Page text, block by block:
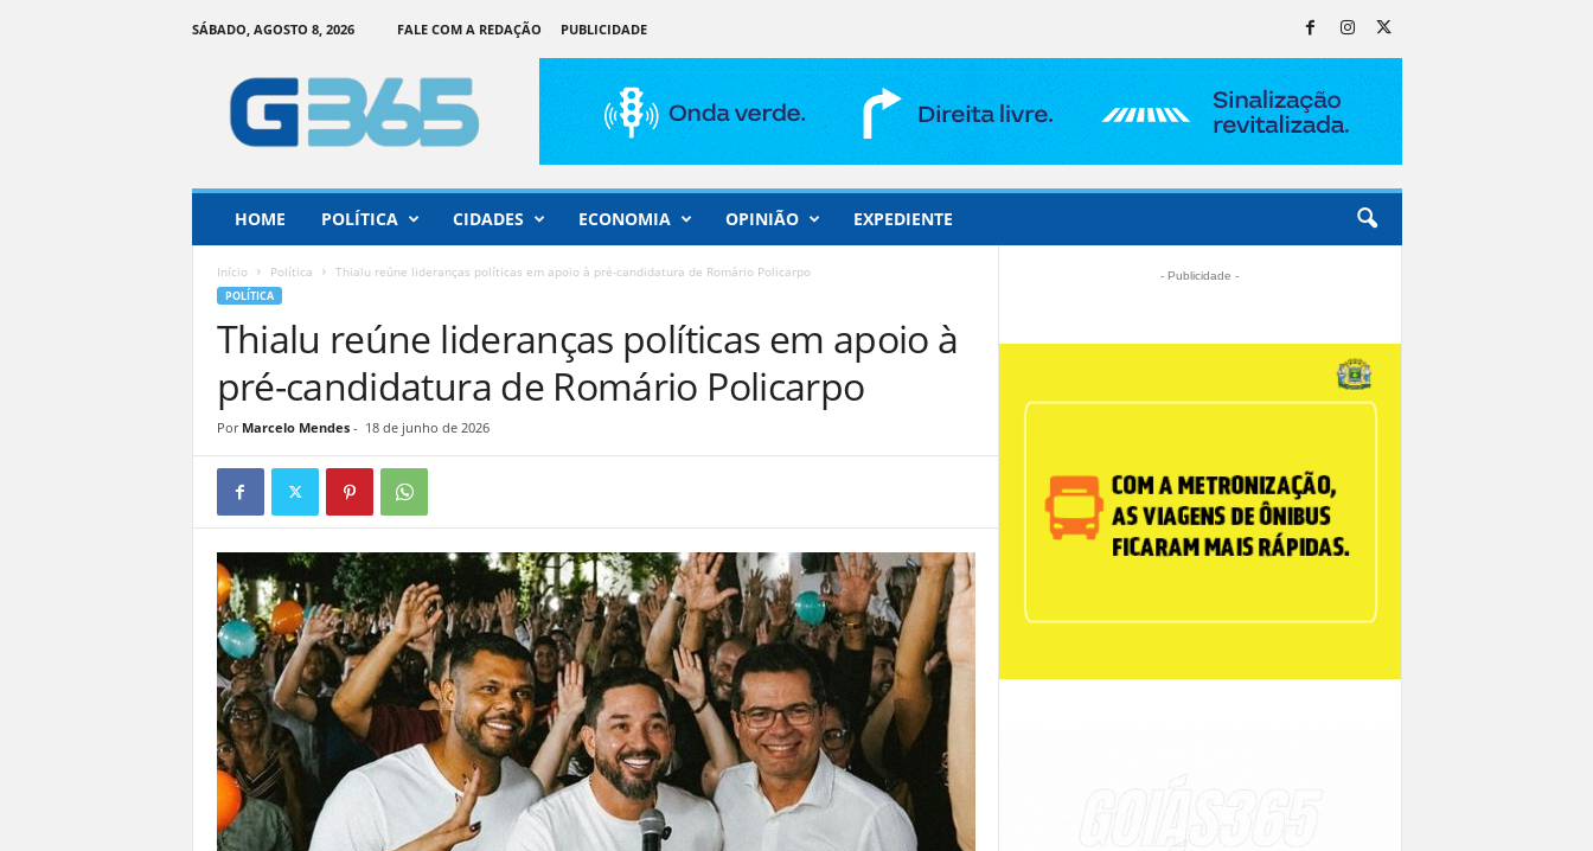
SÁBADO, AGOSTO 8, 2026 FALE COM A REDAÇÃO
PUBLICIDADE
ç
o
HOME POLÍTICA CIDADES ECONOMIA OPINIÃO EXPEDIENTE
Início Política Thialu reúne lideranças políticas em apoio à pré-candidatura de Romário Policarpo
POLÍTICA
Thialu reúne lideranças políticas em apoio à
pré-candidatura de Romário Policarpo
Por Marcelo Mendes- 18 de junho de 2026
- Publicidade -